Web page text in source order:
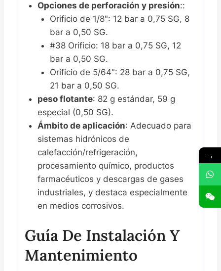
Opciones de perforación y presión::
Orificio de 1/8": 12 bar a 0,75 SG, 8
bar a 0,50 SG.
#38 Orificio: 18 bar a 0,75 SG, 12
bar a 0,50 SG.
Orificio de 5/64": 28 bar a 0,75 SG,
21 bar a 0,50 SG.
peso flotante: 82 g estándar, 59 g
especial (0,50 SG).
Ámbito de aplicación: Adecuado para
sistemas hidrónicos de
calefacción/refrigeración,
procesamiento químico, productos
farmacéuticos y descargas de gases
industriales, y destaca especialmente
en medios corrosivos.
Guía De Instalación Y
Mantenimiento
→